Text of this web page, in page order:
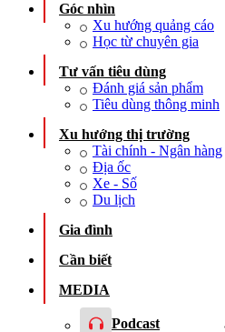
Góc nhìn
Xu hướng quảng cáo
Học từ chuyên gia
Tư vấn tiêu dùng
Đánh giá sản phẩm
Tiêu dùng thông minh
Xu hướng thị trường
Tài chính - Ngân hàng
Địa ốc
Xe - Số
Du lịch
Gia đình
Cần biết
MEDIA
Podcast